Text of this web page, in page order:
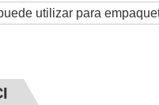
utilizar para